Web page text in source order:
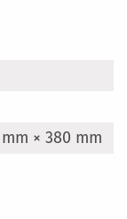
× 380 mm